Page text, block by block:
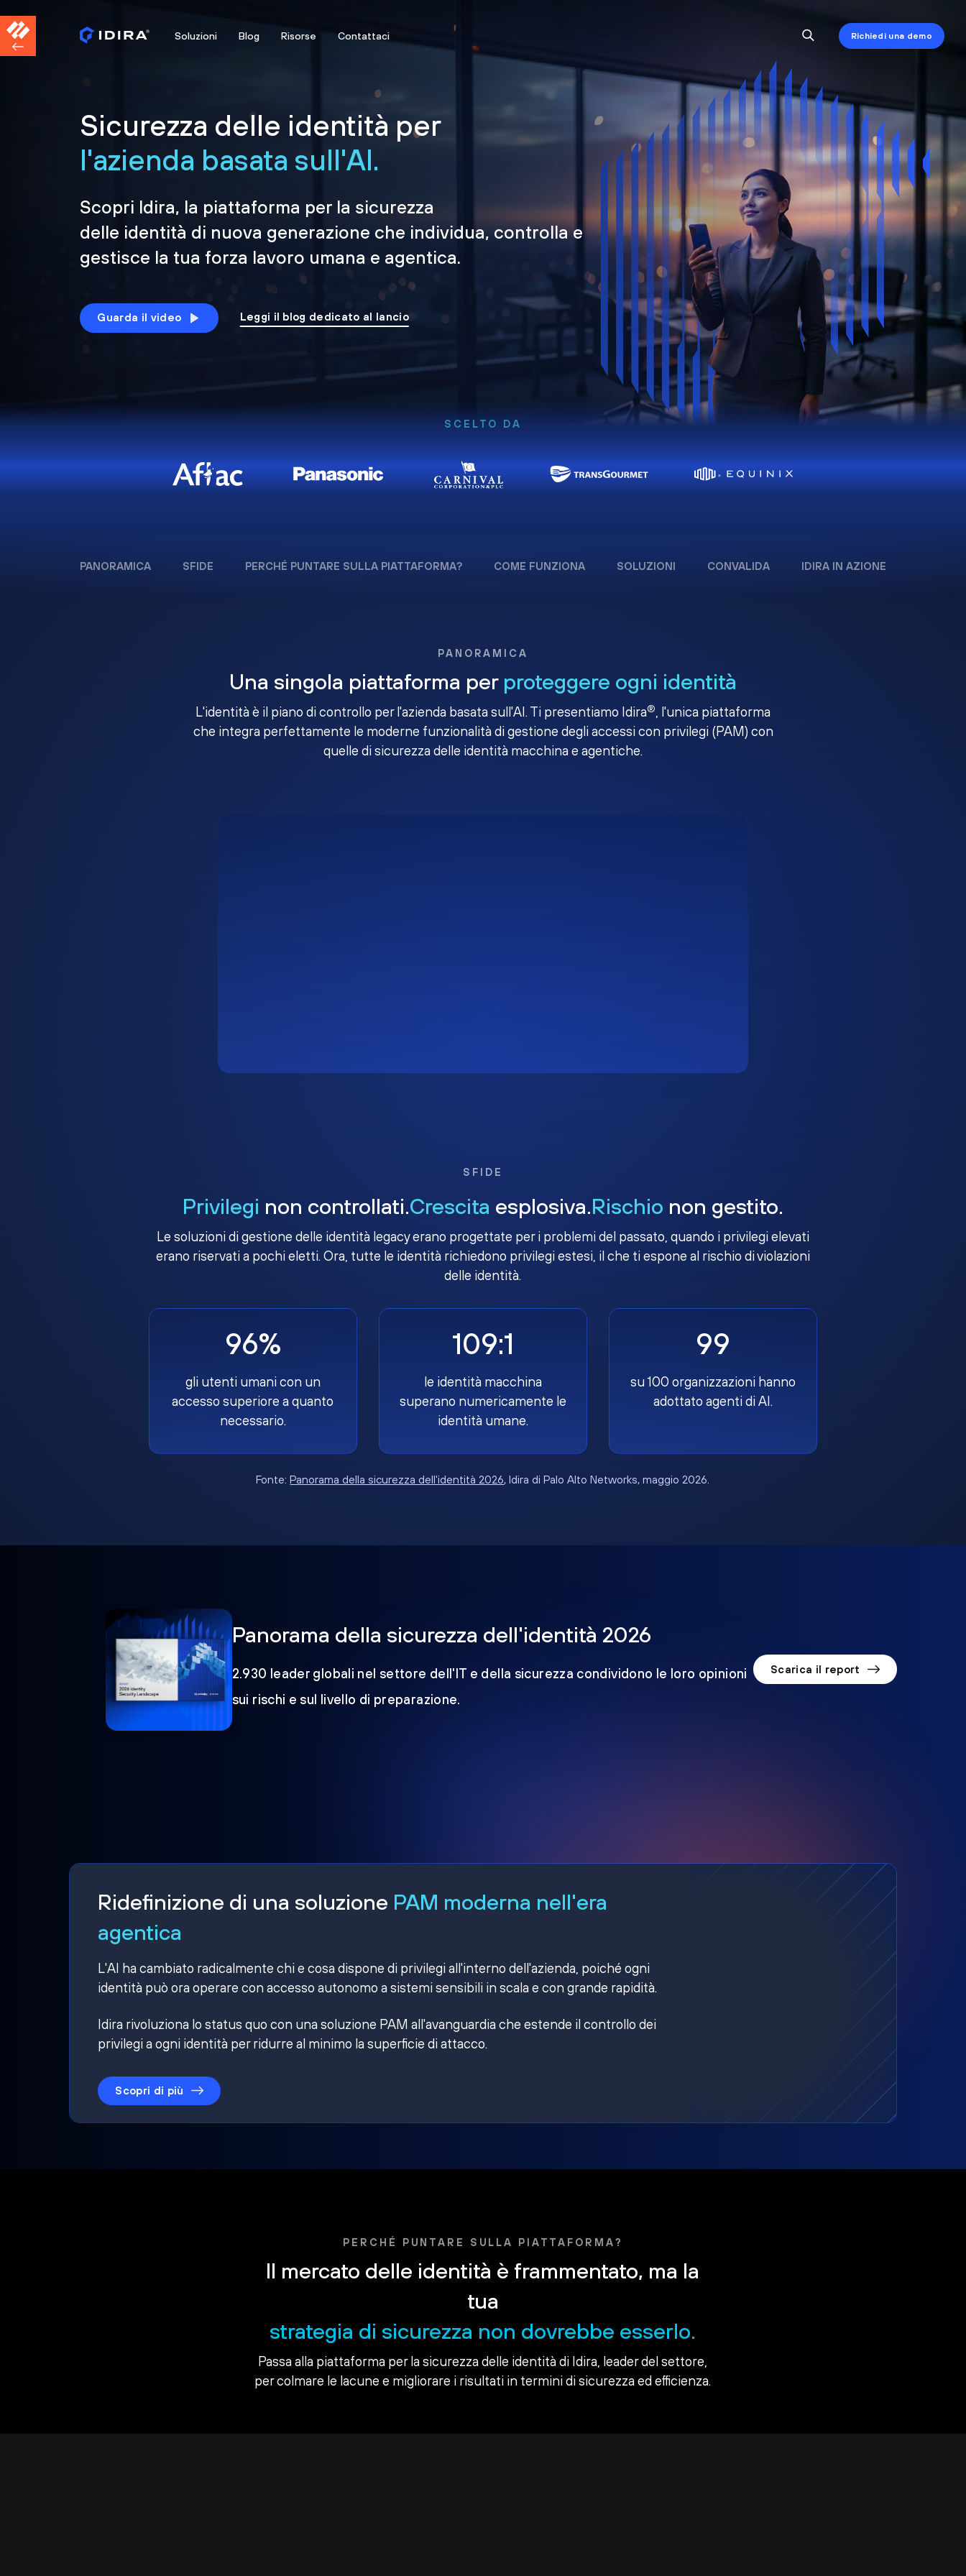
Soluzioni Blog Risorse Contattaci Richiedi una demo
Sicurezza delle identità per
l'azienda basata sull'AI.
Scopri Idira, la piattaforma per la sicurezza
delle identità di nuova generazione che individua, controlla e
gestisce la tua forza lavoro umana e agentica.
Guarda il video Leggi il blog dedicato al lancio
SCELTO DA
PANORAMICA SFIDE PERCHÉ PUNTARE SULLA PIATTAFORMA? COME FUNZIONA SOLUZIONI CONVALIDA IDIRA IN AZIONE
PANORAMICA
Una singola piattaforma per proteggere ogni identità
L'identità è il piano di controllo per l'azienda basata sull'AI. Ti presentiamo Idira®, l'unica piattaforma
che integra perfettamente le moderne funzionalità di gestione degli accessi con privilegi (PAM) con
quelle di sicurezza delle identità macchina e agentiche.
SFIDE
Privilegi non controllati.Crescita esplosiva.Rischio non gestito.
Le soluzioni di gestione delle identità legacy erano progettate per i problemi del passato, quando i privilegi elevati
erano riservati a pochi eletti. Ora, tutte le identità richiedono privilegi estesi, il che ti espone al rischio di violazioni
delle identità.
96%
gli utenti umani con un
accesso superiore a quanto
necessario.
109:1
le identità macchina
superano numericamente le
identità umane.
99
su 100 organizzazioni hanno
adottato agenti di AI.
Fonte:Panorama della sicurezza dell'identità 2026, Idira di Palo Alto Networks, maggio 2026.
Panorama della sicurezza dell'identità 2026
2.930 leader globali nel settore dell'IT e della sicurezza condividono le loro opinioni
sui rischi e sul livello di preparazione.
Scarica il report
Ridefinizione di una soluzione PAM moderna nell'era
agentica
L'AI ha cambiato radicalmente chi e cosa dispone di privilegi all'interno dell'azienda, poiché ogni
identità può ora operare con accesso autonomo a sistemi sensibili in scala e con grande rapidità.
Idira rivoluziona lo status quo con una soluzione PAM all'avanguardia che estende il controllo dei
privilegi a ogni identità per ridurre al minimo la superficie di attacco.
Scopri di più
PERCHÉ PUNTARE SULLA PIATTAFORMA?
Il mercato delle identità è frammentato, ma la
tua
strategia di sicurezza non dovrebbe esserlo.
Passa alla piattaforma per la sicurezza delle identità di Idira, leader del settore,
per colmare le lacune e migliorare i risultati in termini di sicurezza ed efficienza.